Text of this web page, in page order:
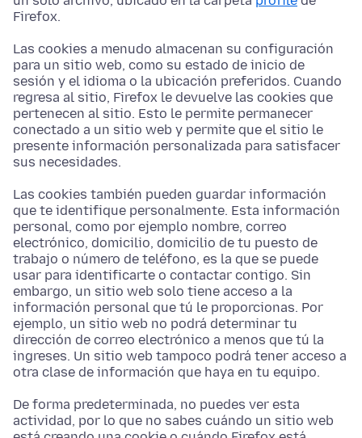
Firefox.
Las cookies a menudo almacenan su configuración
para un sitio web, como su estado de inicio de
sesión y el idioma o la ubicación preferidos. Cuando
regresa al sitio, Firefox le devuelve las cookies que
pertenecen al sitio. Esto le permite permanecer
conectado a un sitio web y permite que el sitio le
presente información personalizada para satisfacer
sus necesidades.
Las cookies también pueden guardar información
que te identifique personalmente. Esta información
personal, como por ejemplo nombre, correo
electrónico, domicilio, domicilio de tu puesto de
trabajo o número de teléfono, es la que se puede
usar para identificarte o contactar contigo. Sin
embargo, un sitio web solo tiene acceso a la
información personal que tú le proporcionas. Por
ejemplo, un sitio web no podrá determinar tu
dirección de correo electrónico a menos que tú la
ingreses. Un sitio web tampoco podrá tener acceso a
otra clase de información que haya en tu equipo.
De forma predeterminada, no puedes ver esta
actividad, por lo que no sabes cuándo un sitio web